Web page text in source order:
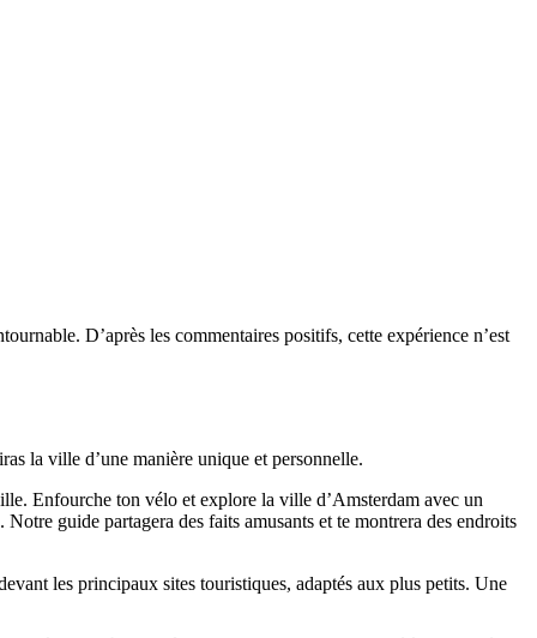
D’après les commentaires positifs, cette expérience n’est
la ville d’une manière unique et personnelle.
Enfourche ton vélo et explore la ville d’Amsterdam avec un
guide partagera des faits amusants et te montrera des endroits
les principaux sites touristiques, adaptés aux plus petits. Une